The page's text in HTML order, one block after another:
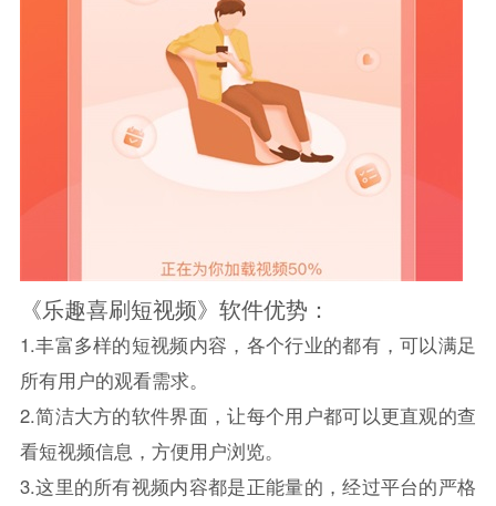
《乐趣喜刷短视频》软件优势：
1.丰富多样的短视频内容，各个行业的都有，可以满足
所有用户的观看需求。
2.简洁大方的软件界面，让每个用户都可以更直观的查
看短视频信息，方便用户浏览。
3.这里的所有视频内容都是正能量的，经过平台的严格